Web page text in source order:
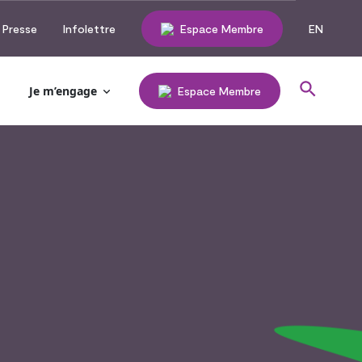
Presse Infolettre Espace Membre EN
Je m’engage Espace Membre